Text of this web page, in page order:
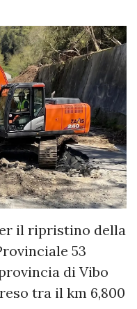
il ripristino della
53
di Vibo
tra il km 6,800